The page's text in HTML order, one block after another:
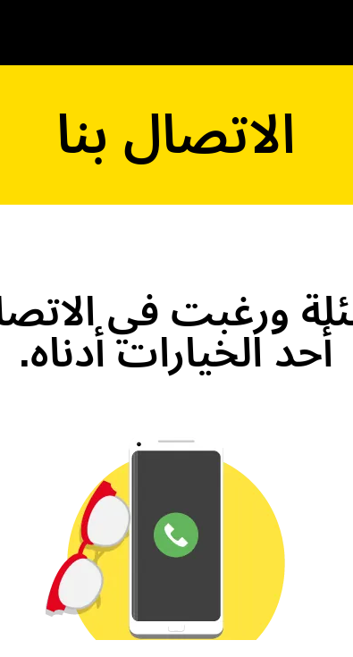
الاتصال بنا
ورغبت في
أحد الخيارات أدناه.